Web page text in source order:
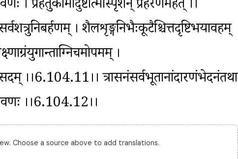
। प्रहर्तुकामोदुष्टात्मास्पृशन् प्रहरणंमहत् ।।
। शैलशृङ्गनिभैःकूटैश्चित्तदृष्टिभयावहम्
।
।।6.104.11।। त्रासनंसर्वभूतानांदारणंभेदनंतथा
।।6.104.12।।
Choose a source above to add translations.